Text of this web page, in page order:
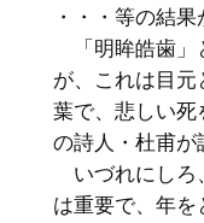
・・・等の結
「明眸皓歯」
が、これは目
葉で、悲しい死
の詩人・杜甫が
いづれにしろ
は重要で、年を